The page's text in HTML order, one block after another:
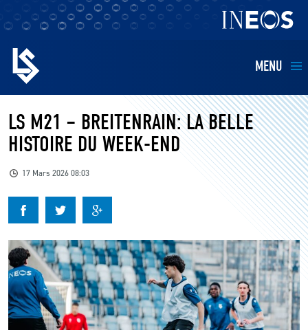
MENU
EQUIPES
BILLETTERIE
KIDS
BUSINESS
RESTAURATION
LS M21 – BREITENRAIN: LA BELLE
HISTOIRE DU WEEK-END
17 Mars 2026 08:03